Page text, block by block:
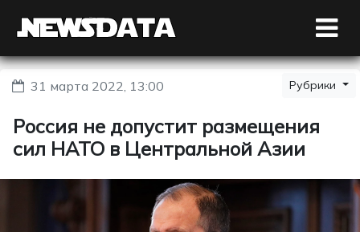
31 марта 2022, 13:00 Рубрики
Россия не допустит размещения
сил НАТО в Центральной Азии